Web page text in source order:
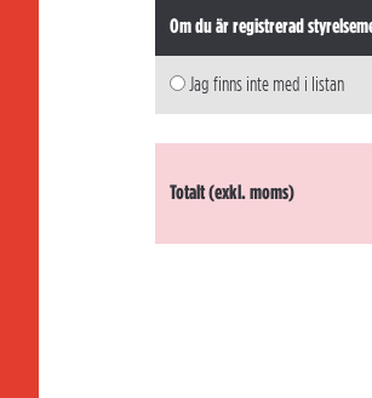
Om du är registrerad
Jag finns inte med i listan
Totalt (exkl. moms)